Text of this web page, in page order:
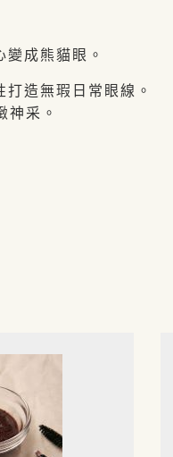
成熊貓眼。
造無瑕日常眼線。
神采。